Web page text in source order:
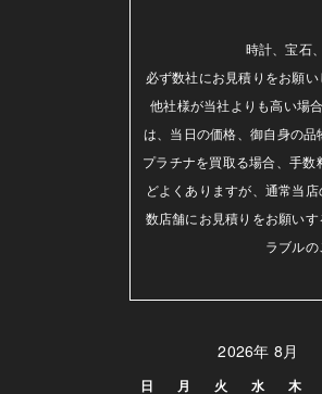
時計、宝石
必ず数社にお見積りをお願
他社様が当社よりも高い場
は、当日の価格、御自身の
プラチナを買取る場合、手
どよくありますが、通常当
数店舗にお見積りをお願い
ラブルの
2026年 8月
日 月 火 水 木